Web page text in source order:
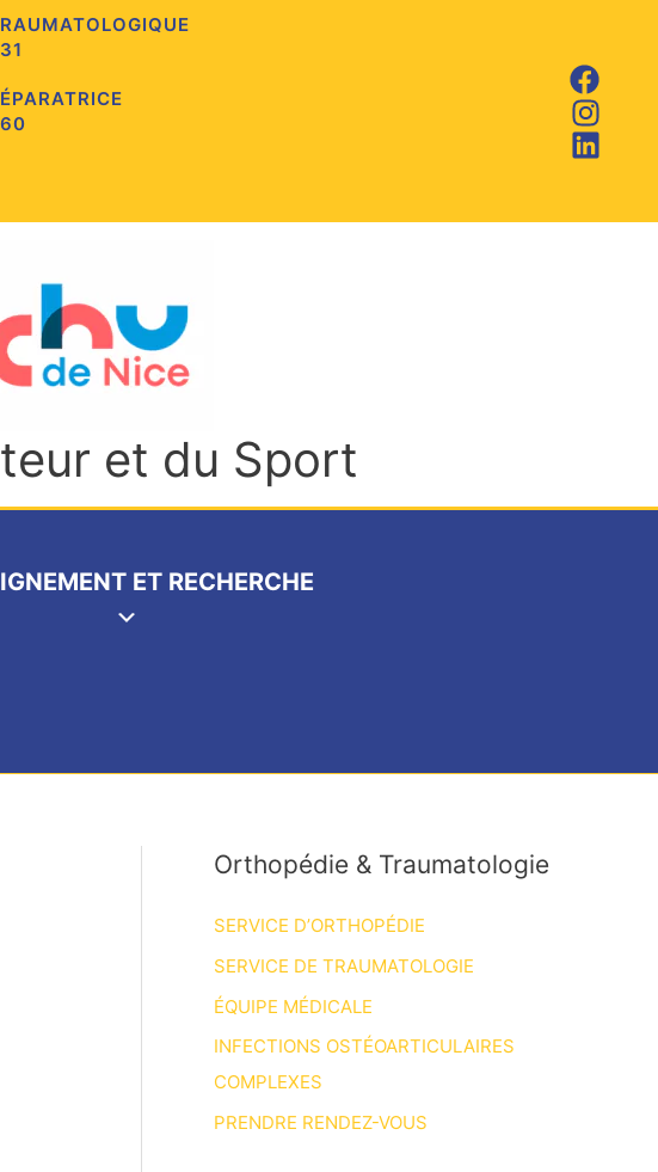
et du Sport
ET RECHERCHE
Orthopédie & Traumatologie
SERVICE D’ORTHOPÉDIE
SERVICE DE TRAUMATOLOGIE
ÉQUIPE MÉDICALE
INFECTIONS OSTÉOARTICULAIRES
COMPLEXES
PRENDRE RENDEZ-VOUS